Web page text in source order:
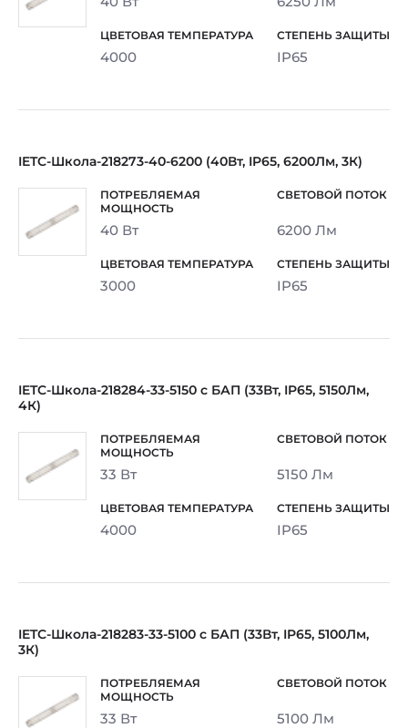
4000 IP65
IETC-Школа-218273-40-6200 (40Вт, IP65, 6200Лм, 3К)
40 Вт 6200 Лм
3000 IP65
IETC-Школа-218284-33-5150 с БАП (33Вт, IP65, 5150Лм,
4К)
33 Вт 5150 Лм
4000 IP65
IETC-Школа-218283-33-5100 с БАП (33Вт, IP65, 5100Лм,
3К)
33 Вт 5100 Лм